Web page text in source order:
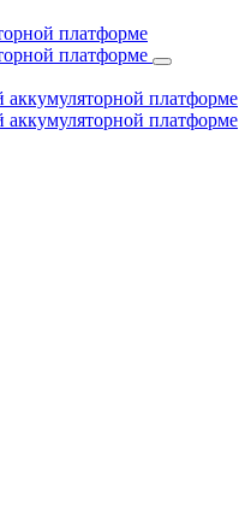
платформе
платформе
платформе
платформе